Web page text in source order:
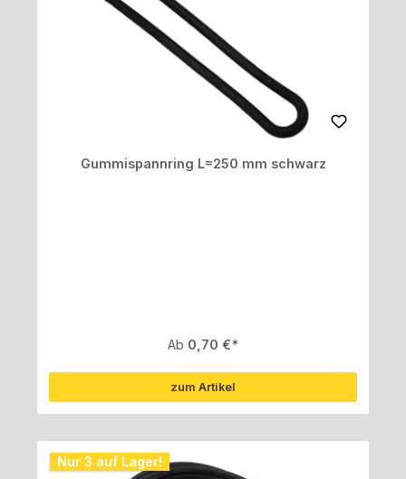
Gummispannring L=250 mm schwarz
Regulärer Preis:
Ab 0,70 €
zum Artikel
Nur 3 auf Lager!